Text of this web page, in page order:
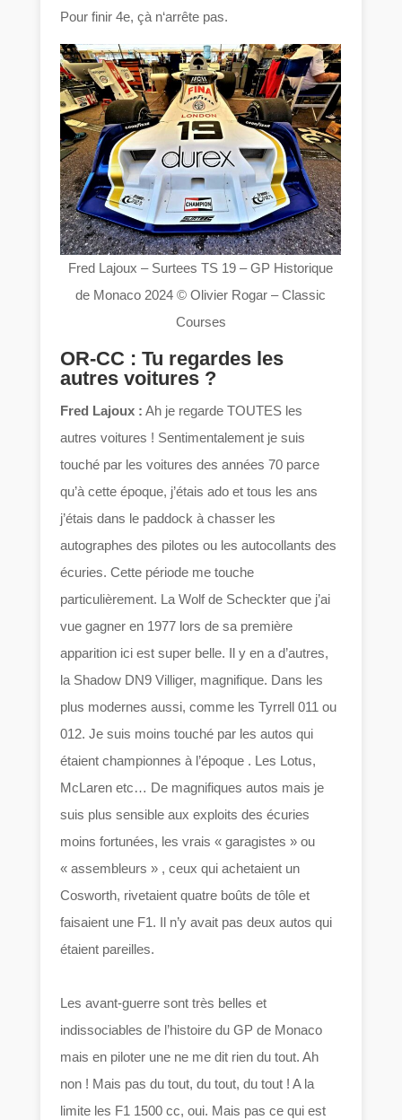
Pour finir 4e, çà n‘arrête pas.
Fred Lajoux – Surtees TS 19 – GP Historique
de Monaco 2024 © Olivier Rogar – Classic
Courses
OR-CC : Tu regardes les
autres voitures ?
Fred Lajoux : Ah je regarde TOUTES les
autres voitures ! Sentimentalement je suis
touché par les voitures des années 70 parce
qu’à cette époque, j’étais ado et tous les ans
j’étais dans le paddock à chasser les
autographes des pilotes ou les autocollants des
écuries. Cette période me touche
particulièrement. La Wolf de Scheckter que j’ai
vue gagner en 1977 lors de sa première
apparition ici est super belle. Il y en a d’autres,
la Shadow DN9 Villiger, magnifique. Dans les
plus modernes aussi, comme les Tyrrell 011 ou
012. Je suis moins touché par les autos qui
étaient championnes à l’époque . Les Lotus,
McLaren etc… De magnifiques autos mais je
suis plus sensible aux exploits des écuries
moins fortunées, les vrais « garagistes » ou
« assembleurs » , ceux qui achetaient un
Cosworth, rivetaient quatre boûts de tôle et
faisaient une F1. Il n’y avait pas deux autos qui
étaient pareilles.
Les avant-guerre sont très belles et
indissociables de l’histoire du GP de Monaco
mais en piloter une ne me dit rien du tout. Ah
non ! Mais pas du tout, du tout, du tout ! A la
limite les F1 1500 cc, oui. Mais pas ce qui est